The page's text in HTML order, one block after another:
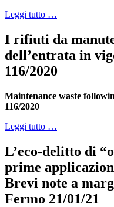
Leggi tutto …
I rifiuti da
dell’entrata in
116/2020
Maintenance waste
116/2020
Leggi tutto …
L’eco-delitto di
prime
Brevi note a
Fermo 21/01/21